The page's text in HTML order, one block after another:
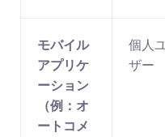
モバイル
アプリケ
ーション
（例：オ
ートコメ
個人
ザー